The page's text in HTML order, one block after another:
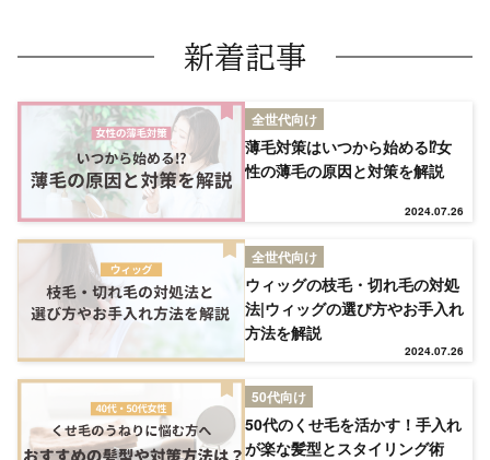
TOP
NEW
新着記事
全世代向け
薄毛対策はいつから始める⁉女
性の薄毛の原因と対策を解説
2024.07.26
全世代向け
ウィッグの枝毛・切れ毛の対処
法|ウィッグの選び方やお手入れ
方法を解説
2024.07.26
50代向け
50代のくせ毛を活かす！手入れ
が楽な髪型とスタイリング術